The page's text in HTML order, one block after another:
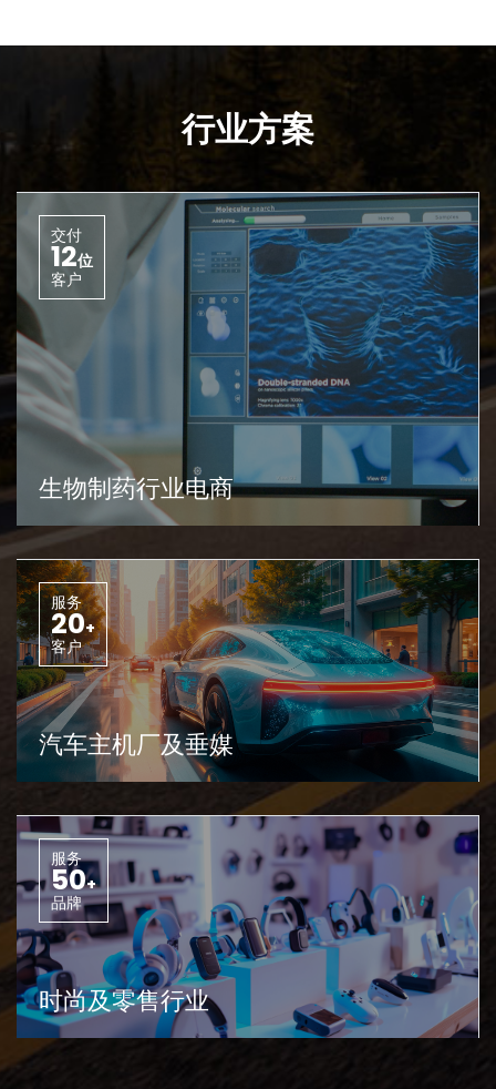
行业方案
生物制药行业电商
交付
12位
客户
汽车主机厂及垂媒
服务
20+
客户
时尚及零售行业
服务
50+
品牌